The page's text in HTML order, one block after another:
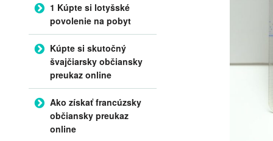
1 Kúpte si lotyšské
povolenie na pobyt
Kúpte si skutočný
švajčiarsky občiansky
preukaz online
Ako získať francúzsky
občiansky preukaz
online